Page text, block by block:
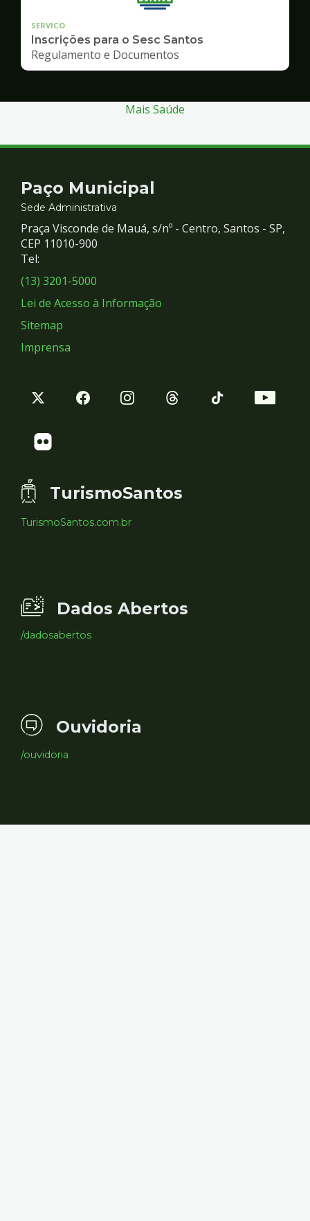
SERVICO
Inscrições para o Sesc Santos
Regulamento e Documentos
Mais Saúde
Contato
e
Redes
Sociais
Paço Municipal
Sede Administrativa
Praça Visconde de Mauá, s/nº - Centro, Santos - SP,
CEP 11010-900
Tel:
(13) 3201-5000
Lei de Acesso à Informação
Sitemap
Imprensa
TurismoSantos
TurismoSantos.com.br
Dados Abertos
/dadosabertos
Ouvidoria
/ouvidoria